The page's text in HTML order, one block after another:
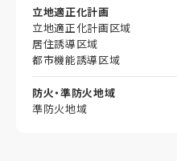
立地適正化計画
立地適正化計画区域
居住誘導区域
都市機能誘導区域
防火・準防火地域
準防火地域